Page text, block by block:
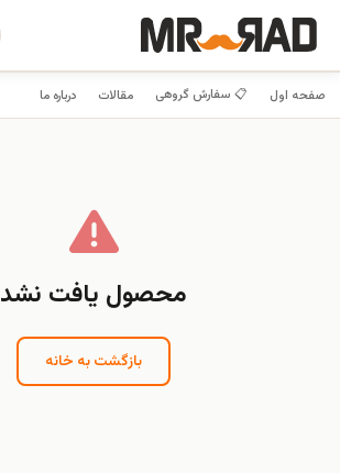
صفحه اول 📋 سفارش گروهی مقالات درباره ما
محصول یافت نشد
بازگشت به خانه